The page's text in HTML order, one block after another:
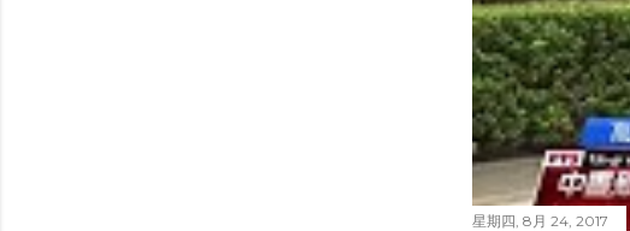
星期四, 8月 24, 2017